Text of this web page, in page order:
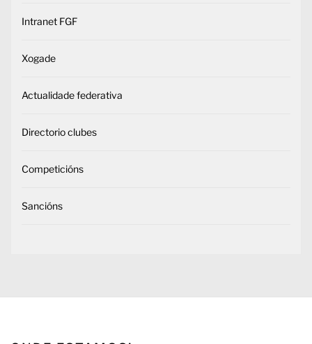
Intranet FGF
Xogade
Actualidade federativa
Directorio clubes
Competicións
Sancións